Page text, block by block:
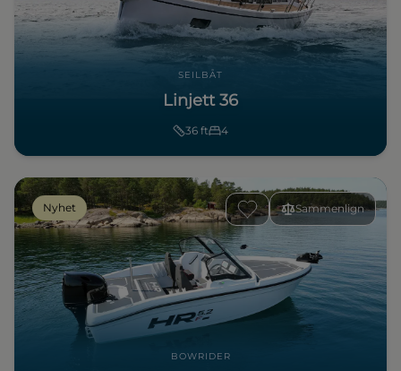
SEILBÅT
Linjett 36
36 ft 4
Sammenlign
Nyhet
BOWRIDER